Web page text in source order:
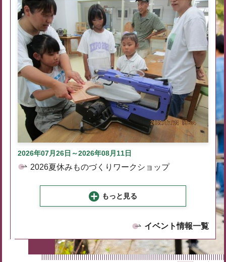
2026年07月26日～2026年08月11日
2026夏休みものづくりワークショップ
もっと見る
イベント情報一覧